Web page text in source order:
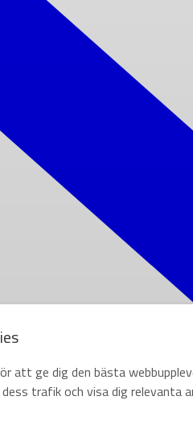
att ge dig den bästa
trafik och visa dig relevanta